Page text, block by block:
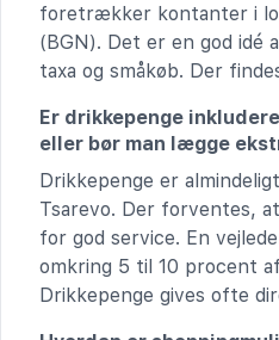
foretrækker kontanter i
(BGN). Det er en god idé
taxa og småkøb. Der
Er drikkepenge
eller bør man lægge
Drikkepenge er
Tsarevo. Der forventes,
for god service. En
omkring 5 til 10 procent
Drikkepenge gives ofte